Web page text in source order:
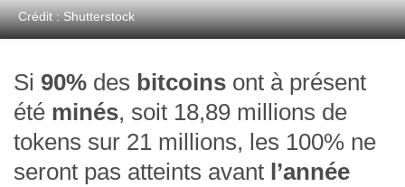
Crédit : Shutterstock
Si 90% des bitcoins ont à présent
été minés, soit 18,89 millions de
tokens sur 21 millions, les 100% ne
seront pas atteints avant l’année